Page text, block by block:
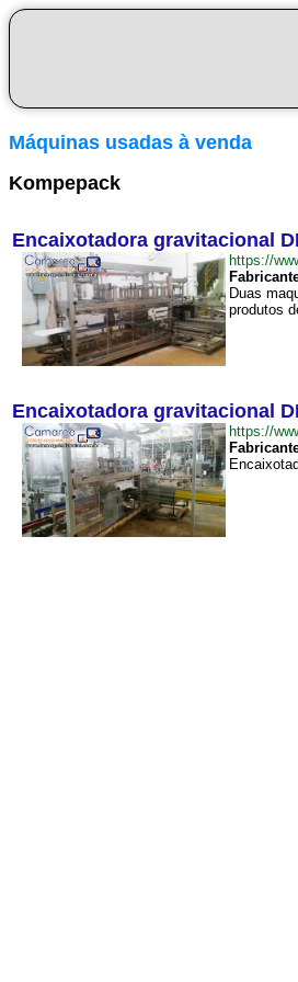
Máquinas usadas à venda
Kompepack
Encaixotadora gravitacional
https://
Duas
produtos
Encaixotadora gravitacional
https://